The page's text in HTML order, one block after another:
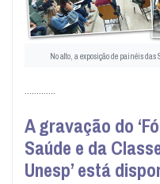
No alto, a exposição de painéis
.............
A gravação do
Saúde e da
Unesp’ está